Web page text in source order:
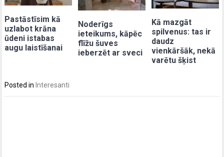
Pastāstīsim kā
uzlabot krāna
ūdeni istabas
augu laistīšanai
Noderīgs
ieteikums, kāpēc
flīžu šuves
ieberzēt ar sveci
Kā mazgāt
spilvenus: tas ir
daudz
vienkāršāk, nekā
varētu šķist
Posted in Interesanti